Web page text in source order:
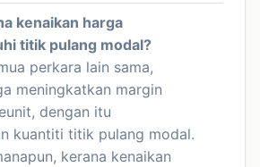
kenaikan harga
titik pulang modal?
perkara lain sama,
meningkatkan margin
dengan itu
kuantiti titik pulang modal.
kerana kenaikan